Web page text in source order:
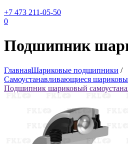
+7 473 211-05-50
0
Подшипник
ГлавнаяШариковые подшипники /
Самоустанавливающиеся
Подшипник шариковый